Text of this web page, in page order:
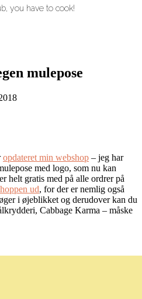
you have to cook!
mulepose
opdateret min webshop – jeg har
med logo, som nu kan
helt gratis med på alle ordrer på
ud, for der er nemlig også
i øjeblikket og derudover kan du
Cabbage Karma – måske